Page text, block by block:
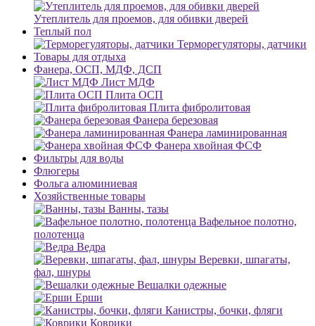
Утеплитель для проемов, для обивки дверей
Теплый пол
Терморегуляторы, датчики
Товары для отдыха
Фанера, ОСП, МДФ, ДСП
Лист МДФ
Плита ОСП
Плита фибролитовая
Фанера березовая
Фанера ламинированная
Фанера хвойная ФСФ
Фильтры для воды
Флюгеры
Фольга алюминиевая
Хозяйственные товары
Ванны, тазы
Вафельное полотно,
полотенца
Ведра
Веревки, шпагаты,
фал, шнуры
Вешалки одежные
Ерши
Канистры, бочки, фляги
Коврики